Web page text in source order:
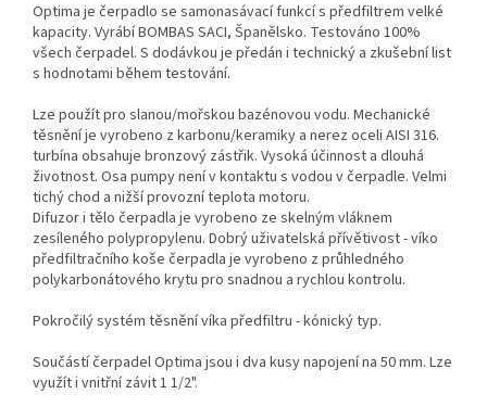
Optima je čerpadlo se samonasávací funkcí s předfiltrem velké
kapacity. Vyrábí BOMBAS SACI, Španělsko. Testováno 100%
všech čerpadel. S dodávkou je předán i technický a zkušební list
s hodnotami během testování.
Lze použít pro slanou/mořskou bazénovou vodu. Mechanické
těsnění je vyrobeno z karbonu/keramiky a nerez oceli AISI 316.
turbína obsahuje bronzový zástřik. Vysoká účinnost a dlouhá
životnost. Osa pumpy není v kontaktu s vodou v čerpadle. Velmi
tichý chod a nižší provozní teplota motoru.
Difuzor i tělo čerpadla je vyrobeno ze skelným vláknem
zesíleného polypropylenu. Dobrý uživatelská přívětivost - víko
předfiltračního koše čerpadla je vyrobeno z průhledného
polykarbonátového krytu pro snadnou a rychlou kontrolu.
Pokročilý systém těsnění víka předfiltru - kónický typ.
Součástí čerpadel Optima jsou i dva kusy napojení na 50 mm. Lze
využít i vnitřní závit 1 1/2".